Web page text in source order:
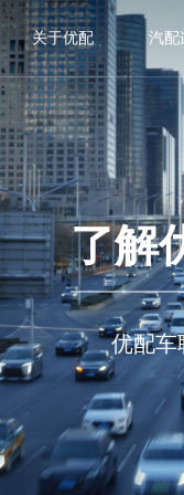
关于优配
关于我们
企业荣誉
汽配
了解
优配车